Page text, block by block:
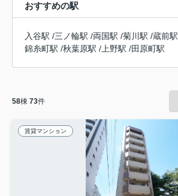
おすすめの駅
入谷駅 /三ノ輪駅 /両国駅 /菊川駅 /蔵前駅
錦糸町駅 /秋葉原駅 / 上野駅 /田原町駅
58棟 73件
賃貸マンション